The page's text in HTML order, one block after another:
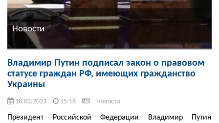
Новости
Владимир Путин подписал закон о правовом
статусе граждан РФ, имеющих гражданство
Украины
18.03.2023 15:18 Новости
Президент Российской Федерации Владимир Путин